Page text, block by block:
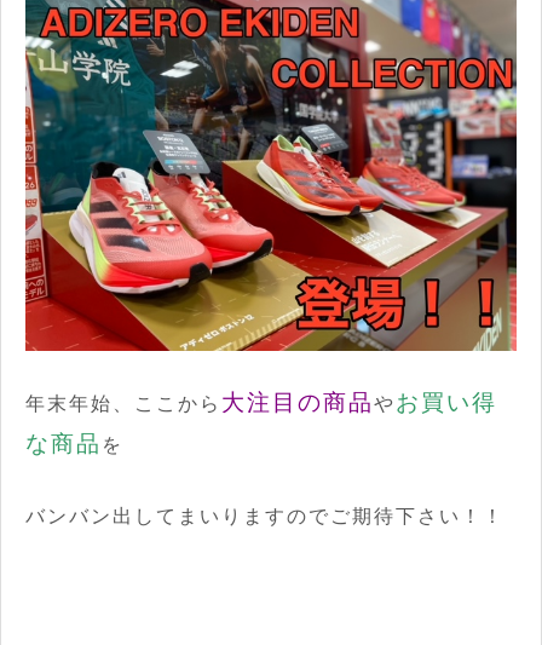
年末年始、ここから 大注目の商品やお買い得
な商品 を
バンバン出してまいりますのでご期待下さい！！